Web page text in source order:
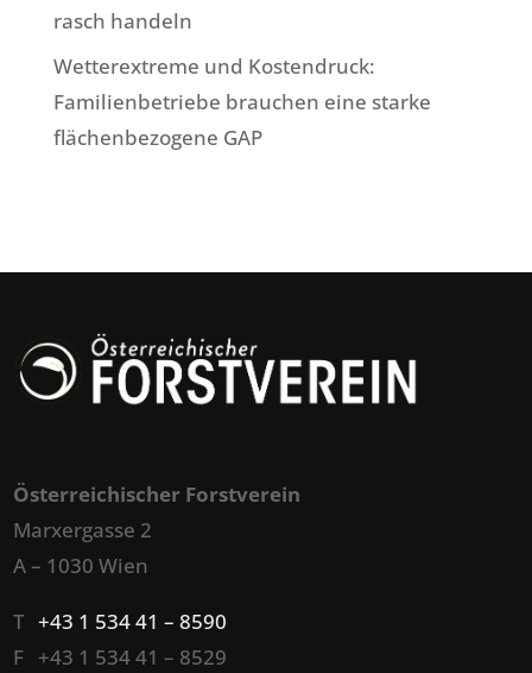
rasch handeln
Wetterextreme und Kostendruck:
Familienbetriebe brauchen eine starke
flächenbezogene GAP
Österreichischer Forstverein
Marxergasse 2
A – 1030 Wien
T+43 1 534 41 – 8590
F +43 1 534 41 – 8529